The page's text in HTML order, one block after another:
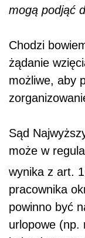
mogą podjąć
Chodzi
żądanie
możliwe, aby
Sąd
może w
wynika z art.
pracownika
powinno być
urlopowe (np.